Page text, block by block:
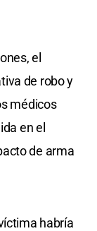
el
de robo y
médicos
en el
de arma
habría